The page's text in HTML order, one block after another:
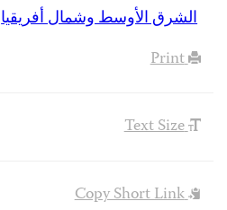
الشرق الأوسط وشمال أفريقيا
Print
Text Size
Copy Short Link